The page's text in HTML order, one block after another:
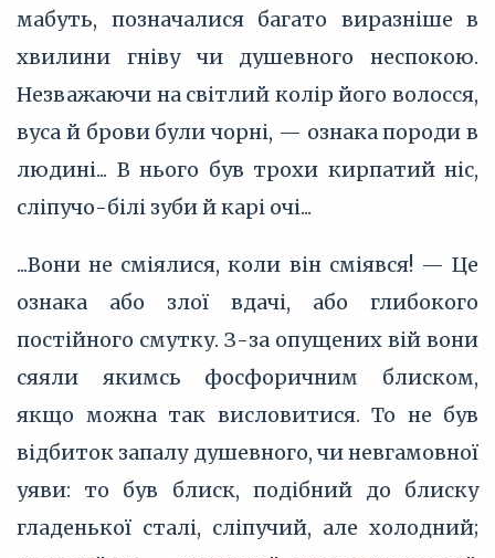
мабуть, позначалися багато виразніше в
хвилини гніву чи душевного неспокою.
Незважаючи на світлий колір його волосся,
вуса й брови були чорні, — ознака породи в
людині... В нього був трохи кирпатий ніс,
сліпучо-білі зуби й карі очі...
...Вони не сміялися, коли він сміявся! — Це
ознака або злої вдачі, або глибокого
постійного смутку. З-за опущених вій вони
сяяли якимсь фосфоричним блиском,
якщо можна так висловитися. То не був
відбиток запалу душевного, чи невгамовної
уяви: то був блиск, подібний до блиску
гладенької сталі, сліпучий, але холодний;